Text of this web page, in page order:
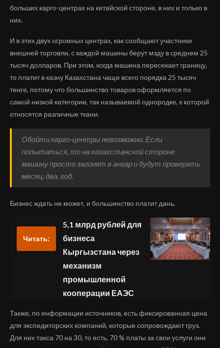
больших карго-центрах на китайской стороне, в них и только в
них.
И в этих двух огромных центрах, как сообщают участники
внешней торговли, с каждой машины берут мзду в среднем 25
тысяч долларов. При этом, когда машина пересекает границу,
то платит в казну Казахстана чаще всего порядка 25 тысяч
тенге, потому что большинство товаров оформляется по
самой низкой категории, так называемой однородке, к которой
относятся различные ткани.
Обойти карго-центры невозможно. Если
попытаться, то на казахстанской стороне
машину просто загонят в ангар и будут проверять
месяц, два, год.
Бизнес ждать не может, и большинство платит дань.
Читать:
5,1 млрд рублей для
бизнеса
Кыргызстана через
механизм
промышленной
кооперации ЕАЭС
Также, по информации источников, есть фиксированная цена
для экспедиторских компаний, которые сопровождают груз.
Для них такса 70 на 30, то есть, 70 % платы за свои услуги они